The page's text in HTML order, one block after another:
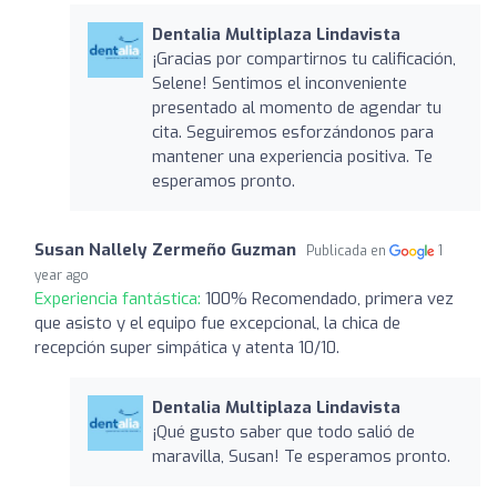
Dentalia Multiplaza Lindavista
¡Gracias por compartirnos tu calificación,
Selene! Sentimos el inconveniente
presentado al momento de agendar tu
cita. Seguiremos esforzándonos para
mantener una experiencia positiva. Te
esperamos pronto.
Susan Nallely Zermeño Guzman Publicada en
1
year ago
Experiencia fantástica: 100% Recomendado, primera vez
que asisto y el equipo fue excepcional, la chica de
recepción super simpática y atenta 10/10.
Dentalia Multiplaza Lindavista
¡Qué gusto saber que todo salió de
maravilla, Susan! Te esperamos pronto.